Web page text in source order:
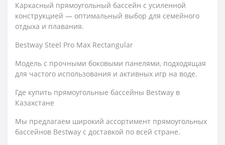
Каркасный прямоугольный бассейн с усиленной
конструкцией — оптимальный выбор для семейного
отдыха и плавания.
Bestway Steel Pro Max Rectangular
Модель с прочными боковыми панелями, подходящая
для частого использования и активных игр на воде.
Где купить прямоугольные бассейны Bestway в
Казахстане
Мы предлагаем широкий ассортимент прямоугольных
бассейнов Bestway с доставкой по всей стране.